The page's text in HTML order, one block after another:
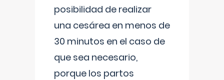
posibilidad de realizar
una cesárea en menos de
30 minutos en el caso de
que sea necesario,
porque los partos